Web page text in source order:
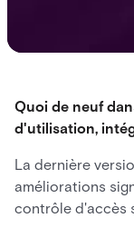
Quoi de neuf
d'utilisation,
La dernière
améliorations
contrôle d'accès